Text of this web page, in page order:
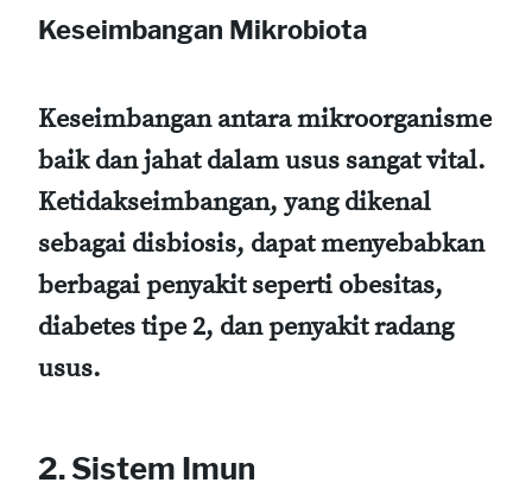
Keseimbangan Mikrobiota
Keseimbangan antara mikroorganisme
baik dan jahat dalam usus sangat vital.
Ketidakseimbangan, yang dikenal
sebagai disbiosis, dapat menyebabkan
berbagai penyakit seperti obesitas,
diabetes tipe 2, dan penyakit radang
usus.
2. Sistem Imun